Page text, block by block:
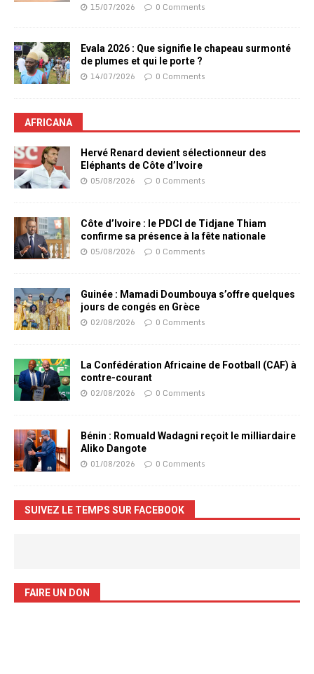
15/07/2026 0 Comments
Evala 2026 : Que signifie le chapeau surmonté
de plumes et qui le porte ?
14/07/2026 0 Comments
AFRICANA
Hervé Renard devient sélectionneur des
Eléphants de Côte d’Ivoire
05/08/2026 0 Comments
Côte d’Ivoire : le PDCI de Tidjane Thiam
confirme sa présence à la fête nationale
05/08/2026 0 Comments
Guinée : Mamadi Doumbouya s’offre quelques
jours de congés en Grèce
02/08/2026 0 Comments
La Confédération Africaine de Football (CAF) à
contre-courant
02/08/2026 0 Comments
Bénin : Romuald Wadagni reçoit le milliardaire
Aliko Dangote
01/08/2026 0 Comments
SUIVEZ LE TEMPS SUR FACEBOOK
FAIRE UN DON